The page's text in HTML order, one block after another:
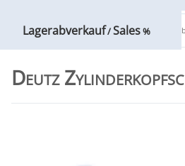
Lagerabverkauf/Sales%
KFZ & NFZ-Technik Motoren &
Deutz